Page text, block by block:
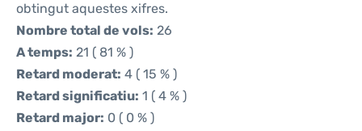
obtingut aquestes xifres.
Nombre total de vols: 26
A temps: 21 ( 81 % )
Retard moderat: 4 ( 15 % )
Retard significatiu: 1 ( 4 % )
Retard major: 0 ( 0 % )